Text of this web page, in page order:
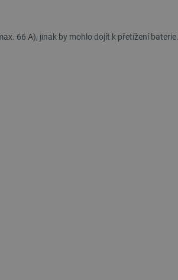
66 A), jinak by mohlo dojít k přetížení baterie.